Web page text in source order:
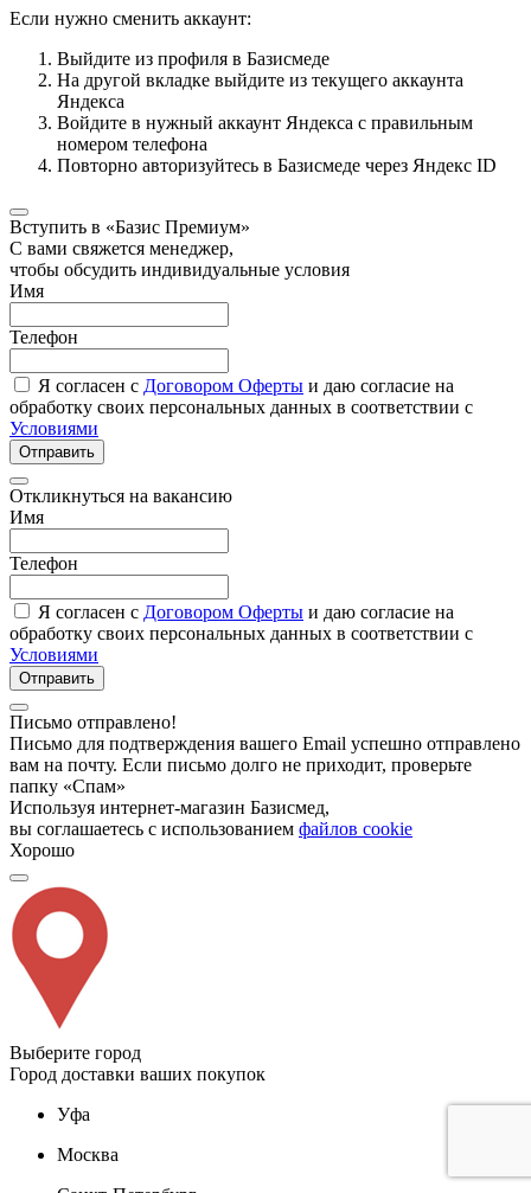
Если нужно сменить аккаунт:
Выйдите из профиля в Базисмеде
На другой вкладке выйдите из текущего аккаунта
Яндекса
Войдите в нужный аккаунт Яндекса с правильным
номером телефона
Повторно авторизуйтесь в Базисмеде через Яндекс ID
Вступить в «Базис Премиум»
С вами свяжется менеджер,
чтобы обсудить индивидуальные условия
Имя
Телефон
Я согласен с Договором Оферты и даю согласие на
обработку своих персональных данных в соответствии с
Условиями
Отправить
Откликнуться на вакансию
Имя
Телефон
Я согласен с Договором Оферты и даю согласие на
обработку своих персональных данных в соответствии с
Условиями
Отправить
Письмо отправлено!
Письмо для подтверждения вашего Email успешно отправлено
вам на почту. Если письмо долго не приходит, проверьте
папку «Спам»
Используя интернет-магазин Базисмед,
вы соглашаетесь с использованием файлов cookie
Хорошо
Выберите город
Город доставки ваших покупок
Уфа
Москва